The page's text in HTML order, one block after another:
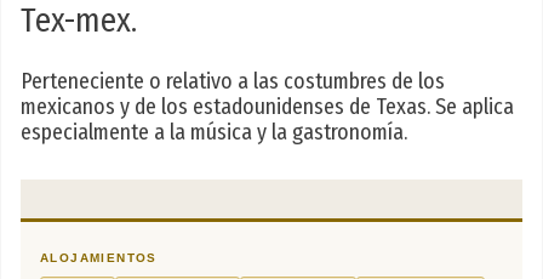
Tex-mex.
Perteneciente o relativo a las costumbres de los
mexicanos y de los estadounidenses de Texas. Se aplica
especialmente a la música y la gastronomía.